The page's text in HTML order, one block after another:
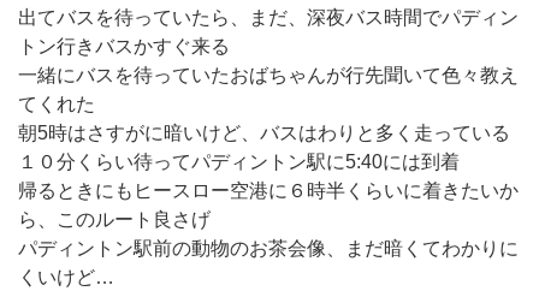
出てバスを待っていたら、まだ、深夜バス時間でパディン
トン行きバスかすぐ来る
一緒にバスを待っていたおばちゃんが行先聞いて色々教え
てくれた
朝5時はさすがに暗いけど、バスはわりと多く走っている
１０分くらい待ってパディントン駅に5:40には到着
帰るときにもヒースロー空港に６時半くらいに着きたいか
ら、このルート良さげ
パディントン駅前の動物のお茶会像、まだ暗くてわかりに
くいけど…